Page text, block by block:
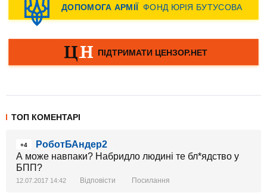
ТОП КОМЕНТАРІ
+4
РоботБАндер2
А може навпаки? Набридло людині те бл*ядство у
БПП?
12.07.2017 14:42 Відповісти Посилання